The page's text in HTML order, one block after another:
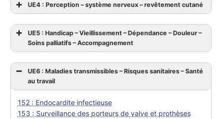
UE4 : Perception – système nerveux – revêtement cutané
UE5 : Handicap – Vieillissement – Dépendance – Douleur –
Soins palliatifs – Accompagnement
UE6 : Maladies transmissibles – Risques sanitaires – Santé
au travail
152 : Endocardite infectieuse
153 : Surveillance des porteurs de valve et prothèses